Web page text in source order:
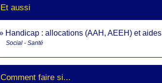
Et aussi
Handicap : allocations (AAH, AEEH) et aides
Social - Santé
Comment faire si...